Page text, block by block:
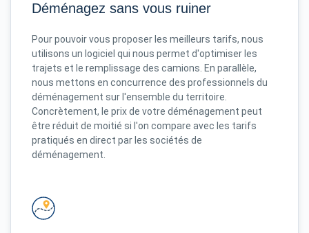
Déménagez sans vous ruiner
Pour pouvoir vous proposer les meilleurs tarifs, nous
utilisons un logiciel qui nous permet d'optimiser les
trajets et le remplissage des camions. En parallèle,
nous mettons en concurrence des professionnels du
déménagement sur l'ensemble du territoire.
Concrètement, le prix de votre déménagement peut
être réduit de moitié si l'on compare avec les tarifs
pratiqués en direct par les sociétés de
déménagement.